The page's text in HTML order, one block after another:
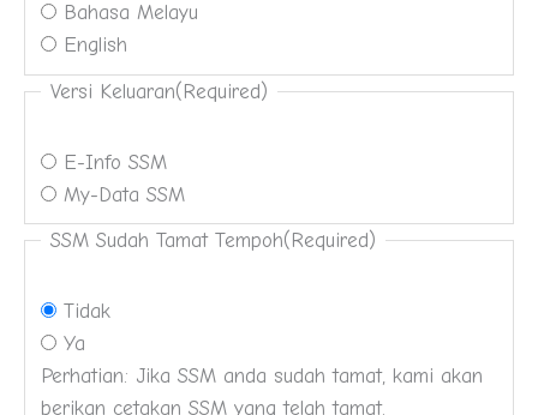
Bahasa Melayu
English
Versi Keluaran(Required)
E-Info SSM
My-Data SSM
SSM Sudah Tamat Tempoh(Required)
Tidak
Ya
Perhatian: Jika SSM anda sudah tamat, kami akan
berikan cetakan SSM yang telah tamat.